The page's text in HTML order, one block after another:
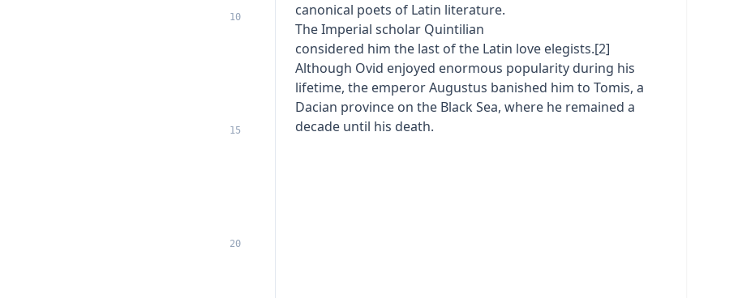
10
15
20
canonical poets of Latin literature.
The Imperial scholar Quintilian
considered him the last of the Latin love elegists.[2]
Although Ovid enjoyed enormous popularity during his
lifetime, the emperor Augustus banished him to Tomis, a
Dacian province on the Black Sea, where he remained a
decade until his death.